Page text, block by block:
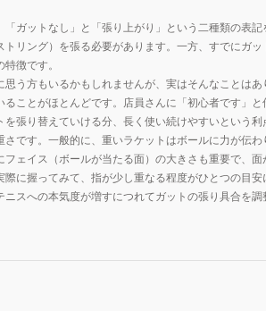
「ガットなし」と「張り上がり」という二種類の表
リング）を張る必要があります。一方、すでにガッ
徴です。
う方もいるかもしれませんが、実はそんなことは
ことがほとんどです。店員さんに「初心者です」
張り替えていける分、長く使い続けやすいという利
です。一般的に、重いラケットはボールに力が伝
ェイス（ボールが当たる面）の大きさも重要で、
に握ってみて、指が少し重なる程度がひとつの目安
スへの本気度が増すにつれてガットの張り具合を